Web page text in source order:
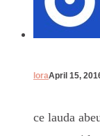
loraApril 15,
ce lauda